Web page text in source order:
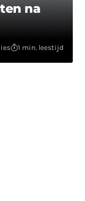
na
1 min. leestijd